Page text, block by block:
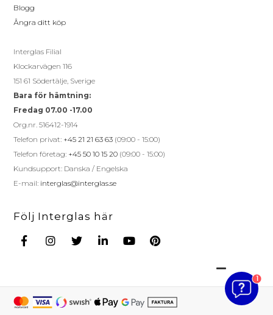
Blogg
Ångra ditt köp
Interglas Filial
Klockarvägen 116
151 61 Södertälje, Sverige
Bara för hämtning:
Fredag 07.00 -17.00
Org.nr. 516412-1914
Telefon privat: +45 21 21 63 63 (09:00 - 15:00)
Telefon företag: +45 50 10 15 20 (09:00 - 15:00)
Kundsupport: Danska / Engelska
E-mail: interglas@interglas.se
Följ Interglas här
1